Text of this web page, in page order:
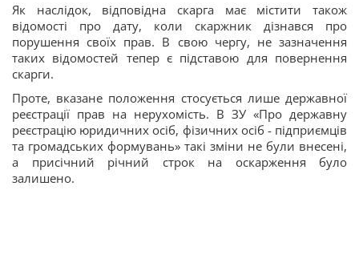
Як наслідок, відповідна скарга має містити також
відомості про дату, коли скаржник дізнався про
порушення своїх прав. В свою чергу, не зазначення
таких відомостей тепер є підставою для повернення
скарги.
Проте, вказане положення стосується лише державної
реєстрації прав на нерухомість. В ЗУ «Про державну
реєстрацію юридичних осіб, фізичних осіб - підприємців
та громадських формувань» такі зміни не були внесені,
а присічний річний строк на оскарження було
залишено.